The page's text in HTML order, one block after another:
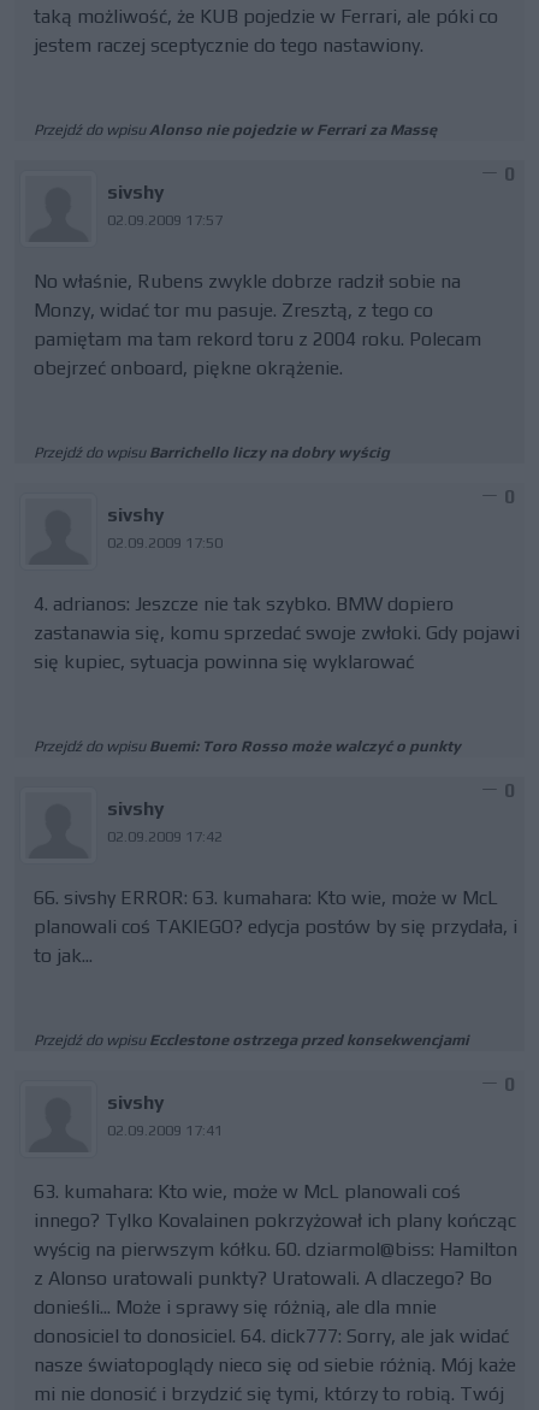
taką możliwość, że KUB pojedzie w Ferrari, ale póki co
jestem raczej sceptycznie do tego nastawiony.
Przejdź do wpisuAlonso nie pojedzie w Ferrari za Massę
sivshy
02.09.2009 17:57
0
No właśnie, Rubens zwykle dobrze radził sobie na
Monzy, widać tor mu pasuje. Zresztą, z tego co
pamiętam ma tam rekord toru z 2004 roku. Polecam
obejrzeć onboard, piękne okrążenie.
Przejdź do wpisu Barrichello liczy na dobry wyścig
sivshy
02.09.2009 17:50
0
4. adrianos: Jeszcze nie tak szybko. BMW dopiero
zastanawia się, komu sprzedać swoje zwłoki. Gdy pojawi
się kupiec, sytuacja powinna się wyklarować
Przejdź do wpisu Buemi: Toro Rosso może walczyć o punkty
sivshy
02.09.2009 17:42
0
66. sivshy ERROR: 63. kumahara: Kto wie, może w McL
planowali coś TAKIEGO? edycja postów by się przydała, i
to jak...
Przejdź do wpisu Ecclestone ostrzega przed konsekwencjami
sivshy
02.09.2009 17:41
0
63. kumahara: Kto wie, może w McL planowali coś
innego? Tylko Kovalainen pokrzyżował ich plany kończąc
wyścig na pierwszym kółku. 60. dziarmol@biss: Hamilton
z Alonso uratowali punkty? Uratowali. A dlaczego? Bo
donieśli... Może i sprawy się różnią, ale dla mnie
donosiciel to donosiciel. 64. dick777: Sorry, ale jak widać
nasze światopoglądy nieco się od siebie różnią. Mój każe
mi nie donosić i brzydzić się tymi, którzy to robią. Twój